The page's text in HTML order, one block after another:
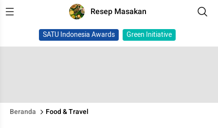
Resep Masakan
SATU Indonesia Awards Green Initiative
Beranda Food & Travel